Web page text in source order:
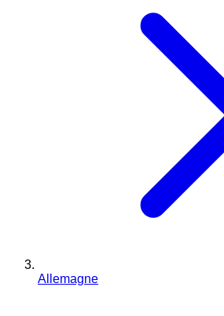
Allemagne